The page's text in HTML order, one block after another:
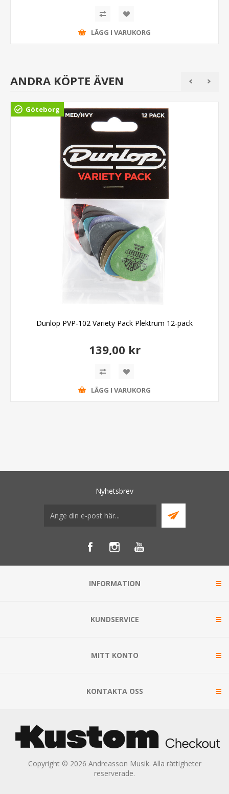
LÄGG I VARUKORG
ANDRA KÖPTE ÄVEN
Göteborg
Dunlop PVP-102 Variety Pack Plektrum 12-pack
139,00 kr
LÄGG I VARUKORG
Nyhetsbrev
INFORMATION
KUNDSERVICE
MITT KONTO
KONTAKTA OSS
Copyright © 2026 Andreasson Musik. Alla rättigheter
reserverade.